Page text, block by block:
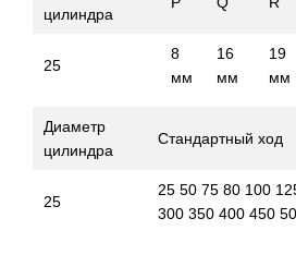
цилиндра
25
8
мм
16
мм
19
мм
Диаметр
цилиндра
Стандартный ход
25
25 50 75 80 100
300 350 400 450